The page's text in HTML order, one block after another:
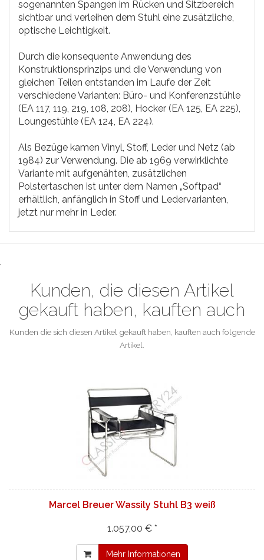
sogenannten Spangen im Rücken und Sitzbereich
sichtbar und verleihen dem Stuhl eine zusätzliche,
optische Leichtigkeit.
Durch die konsequente Anwendung des
Konstruktionsprinzips und die Verwendung von
gleichen Teilen entstanden im Laufe der Zeit
verschiedene Varianten: Büro- und Konferenzstühle
(EA 117, 119, 219, 108, 208), Hocker (EA 125, EA 225),
Loungestühle (EA 124, EA 224).
Als Bezüge kamen Vinyl, Stoff, Leder und Netz (ab
1984) zur Verwendung. Die ab 1969 verwirklichte
Variante mit aufgenähten, zusätzlichen
Polstertaschen ist unter dem Namen „Softpad“
erhältlich, anfänglich in Stoff und Ledervarianten,
jetzt nur mehr in Leder.
.
Kunden, die diesen Artikel
gekauft haben, kauften auch
Kunden die sich diesen Artikel gekauft haben, kauften auch folgende
Artikel.
Marcel Breuer Wassily Stuhl B3 weiß
1.057,00 € *
Mehr Informationen